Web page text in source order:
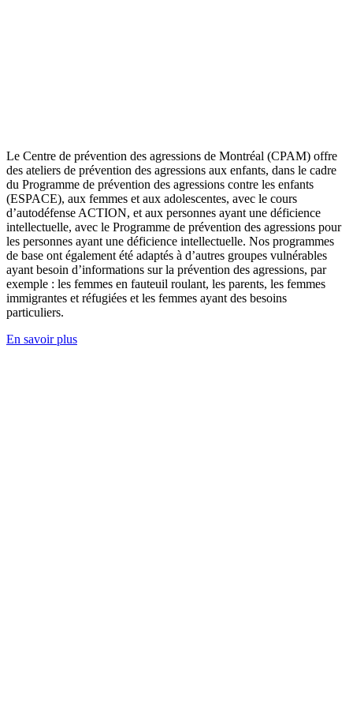
Le Centre de prévention des agressions de Montréal (CPAM) offre
des ateliers de prévention des agressions aux enfants, dans le cadre
du Programme de prévention des agressions contre les enfants
(ESPACE), aux femmes et aux adolescentes, avec le cours
d’autodéfense ACTION, et aux personnes ayant une déficience
intellectuelle, avec le Programme de prévention des agressions pour
les personnes ayant une déficience intellectuelle. Nos programmes
de base ont également été adaptés à d’autres groupes vulnérables
ayant besoin d’informations sur la prévention des agressions, par
exemple : les femmes en fauteuil roulant, les parents, les femmes
immigrantes et réfugiées et les femmes ayant des besoins
particuliers.
En savoir plus